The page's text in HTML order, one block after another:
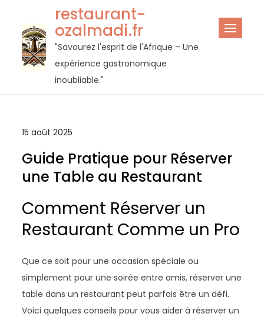
contenu
restaurant-
ozalmadi.fr
"Savourez l'esprit de l'Afrique – Une
expérience gastronomique
inoubliable."
15 août 2025
Guide Pratique pour Réserver
une Table au Restaurant
Comment Réserver un
Restaurant Comme un Pro
Que ce soit pour une occasion spéciale ou
simplement pour une soirée entre amis, réserver une
table dans un restaurant peut parfois être un défi.
Voici quelques conseils pour vous aider à réserver un